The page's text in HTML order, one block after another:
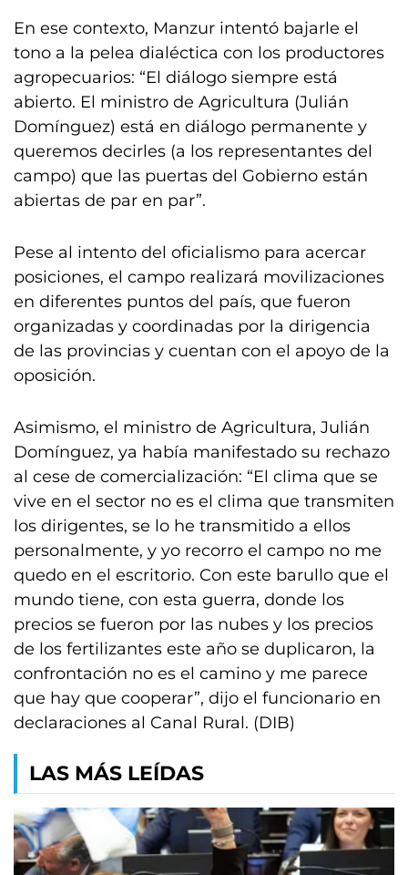
En ese contexto, Manzur intentó bajarle el
tono a la pelea dialéctica con los productores
agropecuarios: “El diálogo siempre está
abierto. El ministro de Agricultura (Julián
Domínguez) está en diálogo permanente y
queremos decirles (a los representantes del
campo) que las puertas del Gobierno están
abiertas de par en par”.
Pese al intento del oficialismo para acercar
posiciones, el campo realizará movilizaciones
en diferentes puntos del país, que fueron
organizadas y coordinadas por la dirigencia
de las provincias y cuentan con el apoyo de la
oposición.
Asimismo, el ministro de Agricultura, Julián
Domínguez, ya había manifestado su rechazo
al cese de comercialización: “El clima que se
vive en el sector no es el clima que transmiten
los dirigentes, se lo he transmitido a ellos
personalmente, y yo recorro el campo no me
quedo en el escritorio. Con este barullo que el
mundo tiene, con esta guerra, donde los
precios se fueron por las nubes y los precios
de los fertilizantes este año se duplicaron, la
confrontación no es el camino y me parece
que hay que cooperar”, dijo el funcionario en
declaraciones al Canal Rural. (DIB)
LAS MÁS LEÍDAS